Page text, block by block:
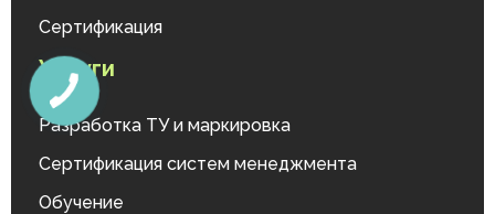
Сертификация
Услуги
Разработка ТУ и маркировка
Сертификация систем менеджмента
Обучение